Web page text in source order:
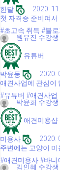
한달 2020.
첫 자격증 준비여
#초고속 취득 #블로
원유진 수강생
유튜버
박윤둥 2020.
애견사업에 관심이
#유튜버 #애견사업
박윤희 수강생
애견미용샵
미용사 2020.
주변에는 고양이
#애견미용사#바니
김인혜 수강생